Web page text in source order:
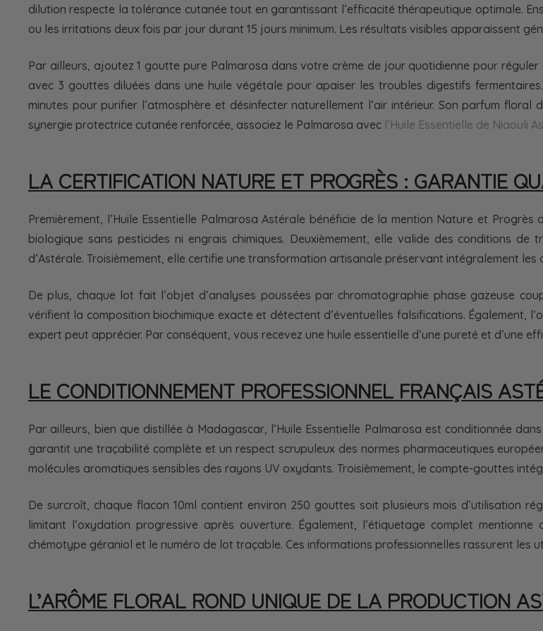
dilution respecte la tolérance cutanée tout en garantissant l’efficacité thérapeutique optimale.
ou les irritations deux fois par jour durant 15 jours minimum. Les résultats visibles apparaissent
Par ailleurs, ajoutez 1 goutte pure Palmarosa dans votre crème de jour quotidienne pour
avec 3 gouttes diluées dans une huile végétale pour apaiser les troubles digestifs
minutes pour purifier l’atmosphère et désinfecter naturellement l’air intérieur. Son parfum
synergie protectrice cutanée renforcée, associez le Palmarosa avec l’Huile Essentielle de Niaouli
LA CERTIFICATION NATURE ET PROGRÈS : GARANTIE
Premièrement, l’Huile Essentielle Palmarosa Astérale bénéficie de la mention Nature et
biologique sans pesticides ni engrais chimiques. Deuxièmement, elle valide des conditions
d’Astérale. Troisièmement, elle certifie une transformation artisanale préservant intégralement
De plus, chaque lot fait l’objet d’analyses poussées par chromatographie phase gazeuse
vérifient la composition biochimique exacte et détectent d’éventuelles falsifications. Également,
expert peut apprécier. Par conséquent, vous recevez une huile essentielle d’une pureté et d’une
LE CONDITIONNEMENT PROFESSIONNEL FRANÇAIS
Par ailleurs, bien que distillée à Madagascar, l’Huile Essentielle Palmarosa est conditionnée
garantit une traçabilité complète et un respect scrupuleux des normes pharmaceutiques
molécules aromatiques sensibles des rayons UV oxydants. Troisièmement, le compte-gouttes
De surcroît, chaque flacon 10ml contient environ 250 gouttes soit plusieurs mois d’utilisation
limitant l’oxydation progressive après ouverture. Également, l’étiquetage complet
chémotype géraniol et le numéro de lot traçable. Ces informations professionnelles rassurent les
L’ARÔME FLORAL ROND UNIQUE DE LA PRODUCTION